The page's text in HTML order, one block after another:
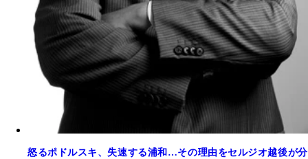
怒るポドルスキ、失速する浦和…その理由をセルジオ越後が分